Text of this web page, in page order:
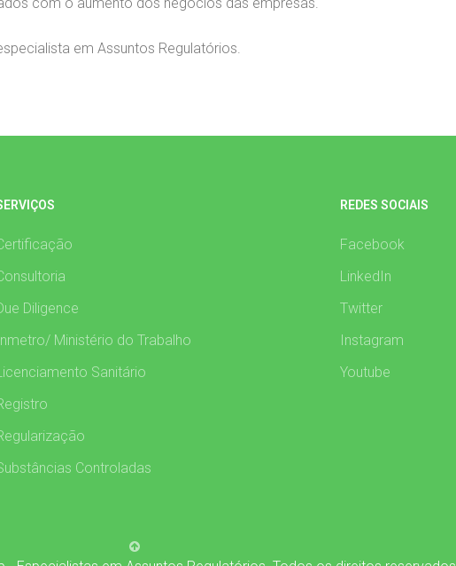
em Assuntos Regulatórios.
Diligence
Ministério do Trabalho
Sanitário
Controladas
REDES SOCIAIS
Facebook
LinkedIn
Twitter
Instagram
Youtube